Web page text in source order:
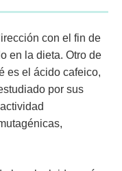
con el fin de
en la dieta. Otro de
es el ácido cafeico,
por sus